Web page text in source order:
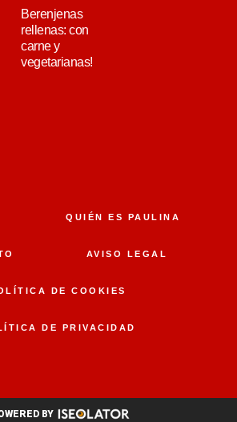
Berenjenas
rellenas: con
carne y
vegetarianas!
QUIÉN ES PAULINA
AVISO LEGAL
DE COOKIES
DE PRIVACIDAD
BY